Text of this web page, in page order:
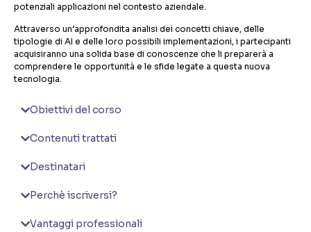
potenziali applicazioni nel contesto aziendale.
Attraverso un’approfondita analisi dei concetti chiave, delle
tipologie di AI e delle loro possibili implementazioni, i partecipanti
acquisiranno una solida base di conoscenze che li preparerà a
comprendere le opportunità e le sfide legate a questa nuova
tecnologia.
Obiettivi del corso
Contenuti trattati
Destinatari
Perchè iscriversi?
Vantaggi professionali